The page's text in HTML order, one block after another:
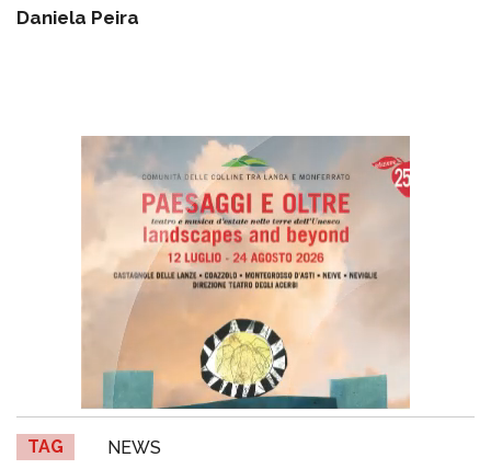
Daniela Peira
TAG NEWS